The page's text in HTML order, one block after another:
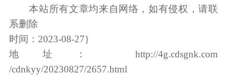
本站所有文章均来自网络，如有侵权，请联
系删除
时间：2023-08-27}
地址：
http://4g.cdsgnk.com
/cdnkyy/20230827/2657.html